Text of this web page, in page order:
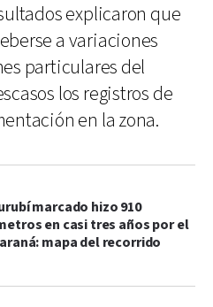
explicaron que
a variaciones
particulares del
los registros de
en la zona.
marcado hizo 910
en casi tres años por el
mapa del recorrido